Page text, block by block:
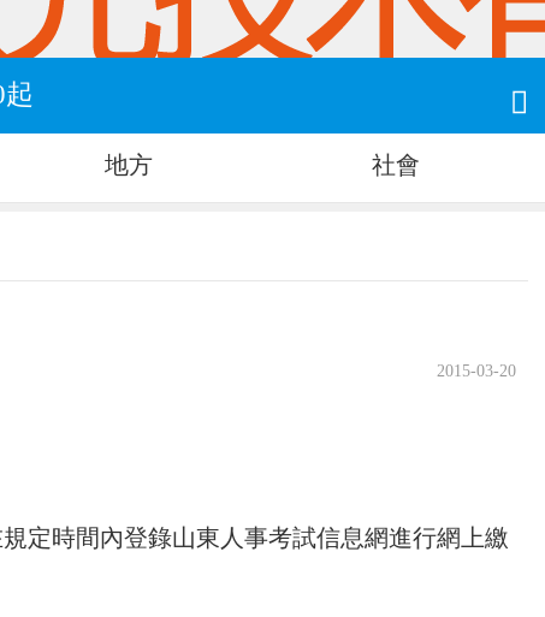

地方 社會
2015-03-20
定時間內登錄山東人事考試信息網進行網上繳